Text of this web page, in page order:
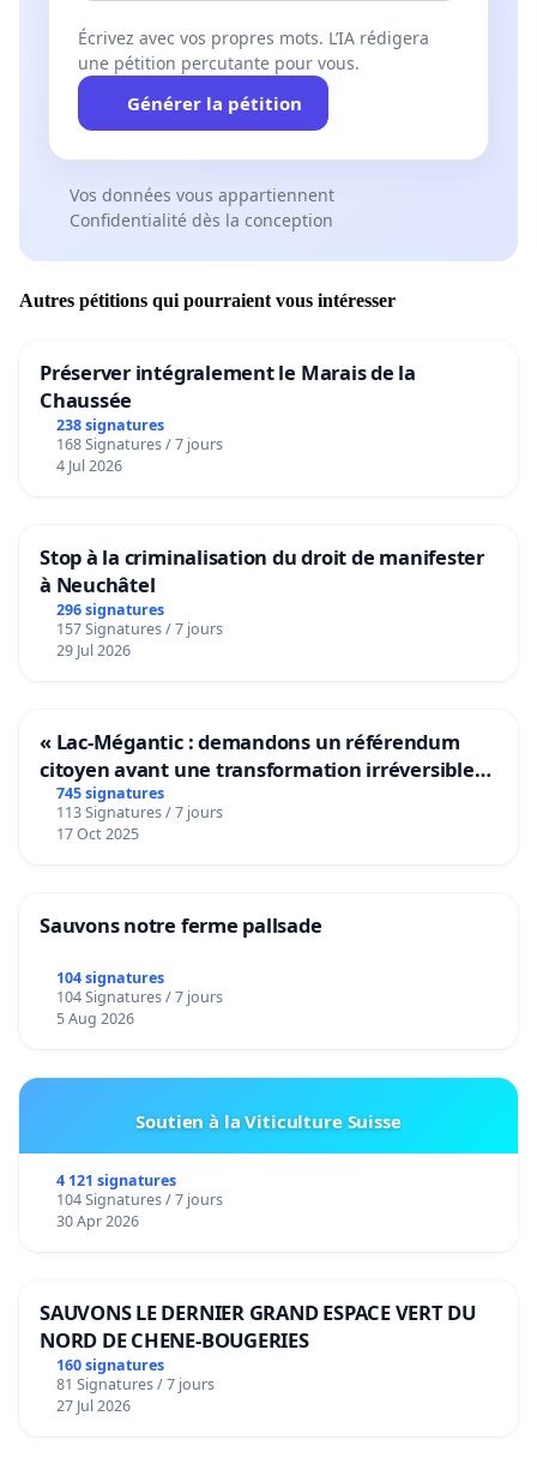
Écrivez avec vos propres mots. L’IA rédigera
une pétition percutante pour vous.
Générer la pétition
Vos données vous appartiennent
Confidentialité dès la conception
Autres pétitions qui pourraient vous intéresser
Préserver intégralement le Marais de la
Chaussée
238 signatures
168 Signatures / 7 jours
4 Jul 2026
Stop à la criminalisation du droit de manifester
à Neuchâtel
296 signatures
157 Signatures / 7 jours
29 Jul 2026
« Lac-Mégantic : demandons un référendum
citoyen avant une transformation irréversible
de notre territoire »
745 signatures
113 Signatures / 7 jours
17 Oct 2025
Sauvons notre ferme pallsade
104 signatures
104 Signatures / 7 jours
5 Aug 2026
Soutien à la Viticulture Suisse
4 121 signatures
104 Signatures / 7 jours
30 Apr 2026
SAUVONS LE DERNIER GRAND ESPACE VERT DU
NORD DE CHENE-BOUGERIES
160 signatures
81 Signatures / 7 jours
27 Jul 2026